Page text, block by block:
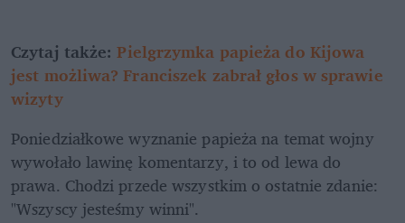
Czytaj także: Pielgrzymka papieża do Kijowa
jest możliwa? Franciszek zabrał głos w sprawie
wizyty
Poniedziałkowe wyznanie papieża na temat wojny
wywołało lawinę komentarzy, i to od lewa do
prawa. Chodzi przede wszystkim o ostatnie zdanie:
"Wszyscy jesteśmy winni".